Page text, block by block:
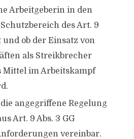
Arbeitgeberin in den
des Art. 9
und ob der Einsatz von
als Streikbrecher
Mittel im Arbeitskampf
angegriffene Regelung
Art. 9 Abs. 3 GG
vereinbar.